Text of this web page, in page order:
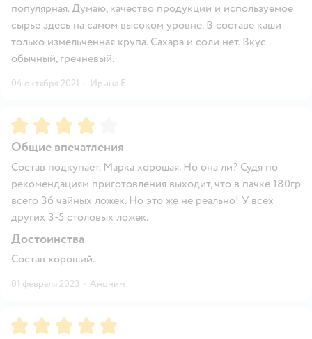
популярная. Думаю, качество продукции и используемое
сырье здесь на самом высоком уровне. В составе каши
только измельченная крупа. Сахара и соли нет. Вкус
обычный, гречневый.
04 октября 2021 · Ирина Е.
Рейтинг:4
Общие впечатления
Состав подкупает. Марка хорошая. Но она ли? Судя по
рекомендациям приготовления выходит, что в пачке 180гр
всего 36 чайных ложек. Но это же не реально! У всех
других 3-5 столовых ложек.
Достоинства
Состав хороший.
01 февраля 2023 · Аноним
Рейтинг:5